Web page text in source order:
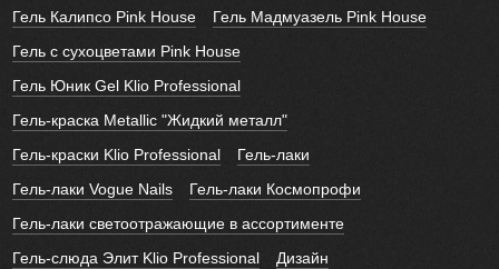
Гель Калипсо Pink House
Гель Мадмуазель Pink House
Гель с сухоцветами Pink House
Гель Юник Gel Klio Professional
Гель-краска Metallic "Жидкий металл"
Гель-краски Klio Professional
Гель-лаки
Гель-лаки Vogue Nails
Гель-лаки Космопрофи
Гель-лаки светоотражающие в ассортименте
Гель-слюда Элит Klio Professional
Дизайн